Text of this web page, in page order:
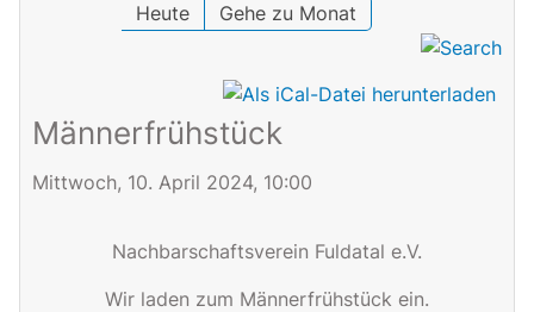
Heute
Gehe zu Monat
Männerfrühstück
Mittwoch, 10. April 2024, 10:00
Nachbarschaftsverein Fuldatal e.V.
Wir laden zum Männerfrühstück ein.